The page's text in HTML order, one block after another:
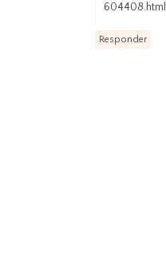
604408.html
Responder